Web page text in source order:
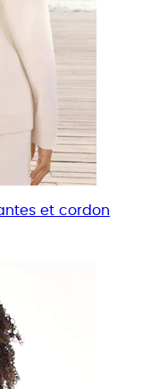
et cordon